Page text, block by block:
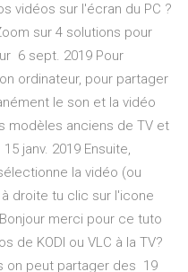
vidéos sur l'écran du PC ?
sur 4 solutions pour
6 sept. 2019 Pour
ordinateur, pour partager
le son et la vidéo
modèles anciens de TV et
janv. 2019 Ensuite,
la vidéo (ou
droite tu clic sur l'icone
merci pour ce tuto
de KODI ou VLC à la TV?
on peut partager des 19